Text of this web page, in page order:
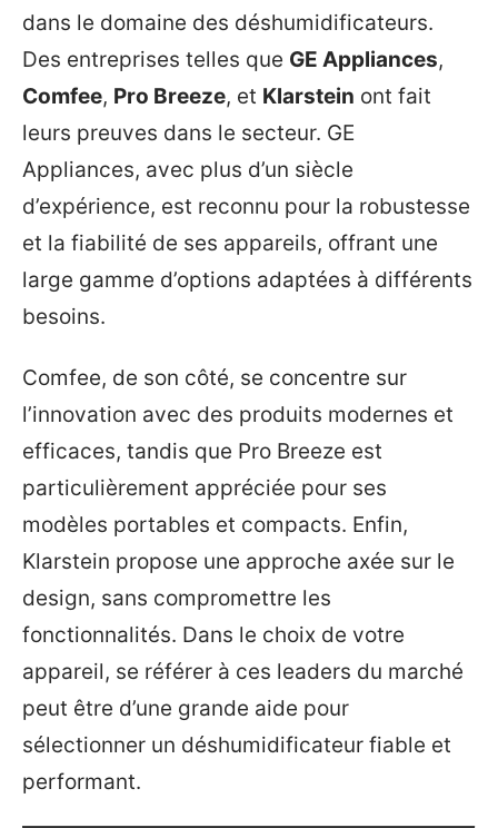
dans le domaine des déshumidificateurs.
Des entreprises telles que GE Appliances,
Comfee, Pro Breeze, et Klarstein ont fait
leurs preuves dans le secteur. GE
Appliances, avec plus d’un siècle
d’expérience, est reconnu pour la robustesse
et la fiabilité de ses appareils, offrant une
large gamme d’options adaptées à différents
besoins.
Comfee, de son côté, se concentre sur
l’innovation avec des produits modernes et
efficaces, tandis que Pro Breeze est
particulièrement appréciée pour ses
modèles portables et compacts. Enfin,
Klarstein propose une approche axée sur le
design, sans compromettre les
fonctionnalités. Dans le choix de votre
appareil, se référer à ces leaders du marché
peut être d’une grande aide pour
sélectionner un déshumidificateur fiable et
performant.